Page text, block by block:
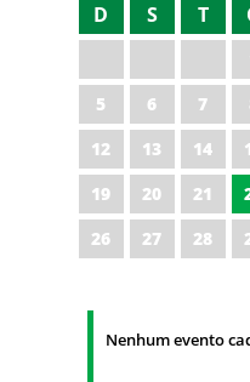
D S T
5
6 7
12
13 14
19
20 21
26
27 28
Nenhum evento